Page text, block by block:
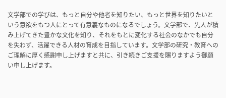
文学部での学びは、もっと自分や他者を知りたい、もっと世界を知りたいと
いう意欲をもつ人にとって有意義なものになるでしょう。文学部で、先人が積
み上げてきた豊かな文化を知り、それをもとに変化する社会のなかでも自分
を失わず、活躍できる人材の育成を目指しています。文学部の研究・教育への
ご理解に厚く感謝申し上げますと共に、引き続きご支援を賜りますよう御願
い申し上げます。